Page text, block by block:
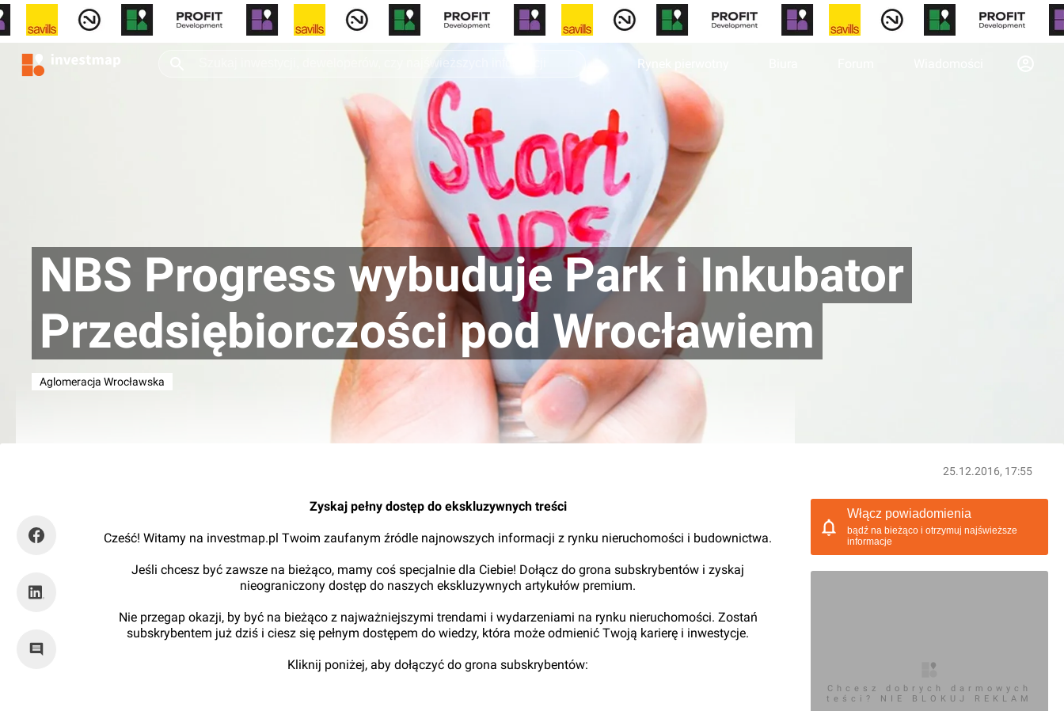
Rynek pierwotny
NBS Progress wybuduje Park i Inkubator
Przedsiębiorczości pod Wrocławiem
Aglomeracja Wrocławska
25.12.2016, 17:55
Zyskaj pełny dostęp do ekskluzywnych treści
Cześć! Witamy na investmap.pl Twoim zaufanym źródle najnowszych informacji z rynku nieruchomości i budownictwa.
Jeśli chcesz być zawsze na bieżąco, mamy coś specjalnie dla Ciebie! Dołącz do grona subskrybentów i zyskaj
nieograniczony dostęp do naszych ekskluzywnych artykułów premium.
Nie przegap okazji, by być na bieżąco z najważniejszymi trendami i wydarzeniami na rynku nieruchomości. Zostań
subskrybentem już dziś i ciesz się pełnym dostępem do wiedzy, która może odmienić Twoją karierę i inwestycje.
Kliknij poniżej, aby dołączyć do grona subskrybentów:
Włącz powiadomienia
bądź na bieżąco i otrzymuj najświeższe
informacje
Chcesz dobrych darmowych
teści? NIE BLOKUJ REKLAM